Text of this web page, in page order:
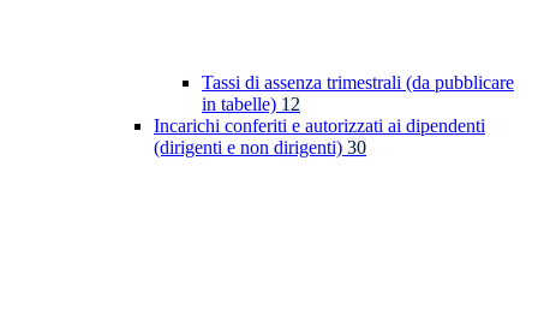
Tassi di assenza trimestrali (da pubblicare
in tabelle) 12
Incarichi conferiti e autorizzati ai dipendenti
(dirigenti e non dirigenti) 30